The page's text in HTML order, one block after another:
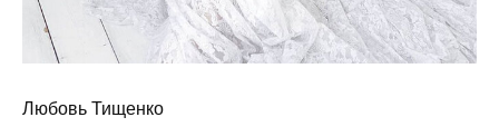
Любовь Тищенко